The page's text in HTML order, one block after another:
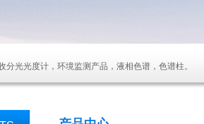
分光光度计，环境监测产品，液相色谱，色谱柱。